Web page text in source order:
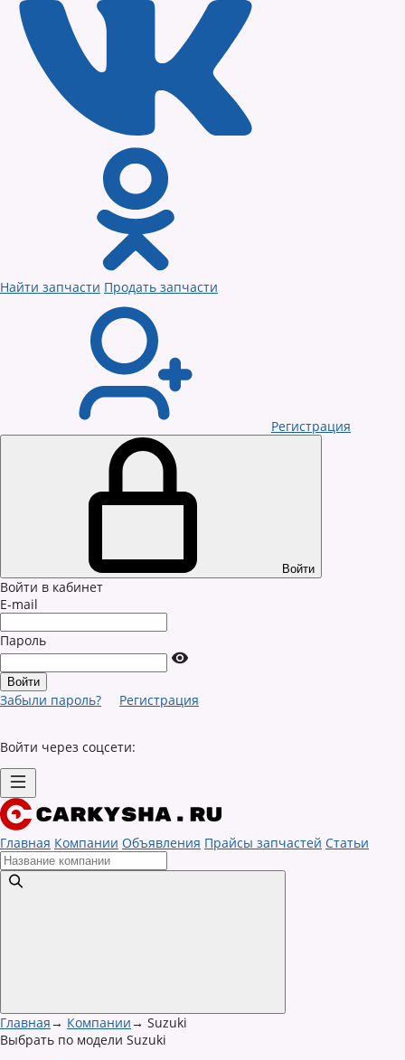
Найти запчасти Продать запчасти
Регистрация
Войти
Войти в кабинет
E-mail
Пароль
Забыли пароль? Регистрация
Войти через соцсети:
Главная Компании Объявления Прайсы запчастей Статьи
Главная→ Компании→ Suzuki
Выбрать по модели Suzuki